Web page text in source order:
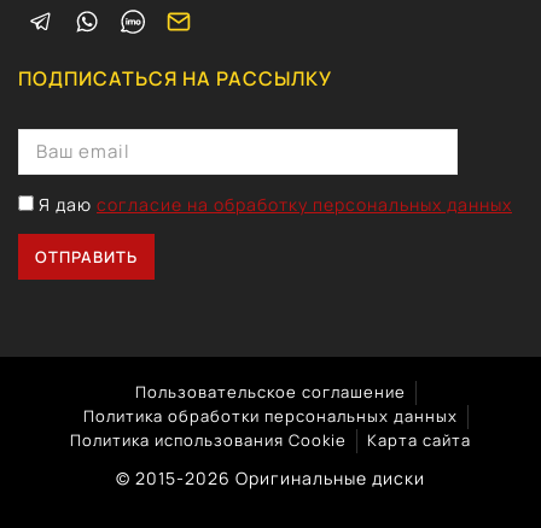
ПОДПИСАТЬСЯ НА РАССЫЛКУ
Я даю согласие на обработку персональных данных
Пользовательское соглашение
Политика обработки персональных данных
Политика использования Cookie
Карта сайта
© 2015-2026 Оригинальные диски